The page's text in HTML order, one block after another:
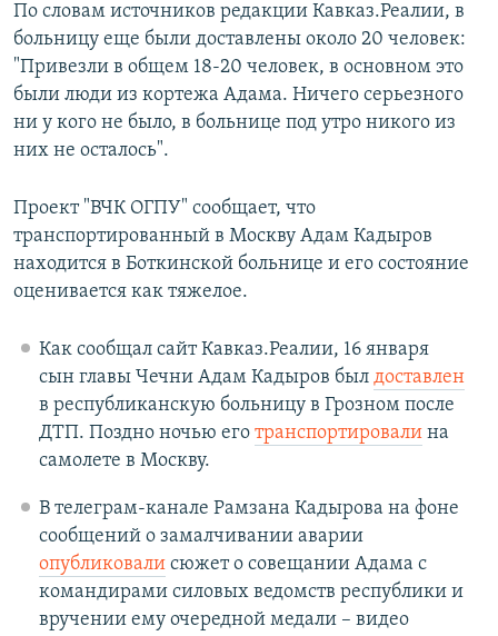
По словам источников редакции Кавказ.Реалии, в
больницу еще были доставлены около 20 человек:
"Привезли в общем 18-20 человек, в основном это
были люди из кортежа Адама. Ничего серьезного
ни у кого не было, в больнице под утро никого из
них не осталось".
Проект "ВЧК ОГПУ" сообщает, что
транспортированный в Москву Адам Кадыров
находится в Боткинской больнице и его состояние
оценивается как тяжелое.
Как сообщал сайт Кавказ.Реалии, 16 января
сын главы Чечни Адам Кадыров был доставлен
в республиканскую больницу в Грозном после
ДТП. Поздно ночью его транспортировалина
самолете в Москву.
В телеграм-канале Рамзана Кадырова на фоне
сообщений о замалчивании аварии
опубликовалисюжет о совещании Адама с
командирами силовых ведомств республики и
вручении ему очередной медали – видео